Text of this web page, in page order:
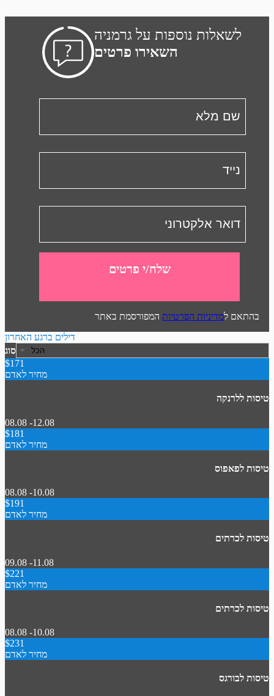
לשאלות נוספות על גרמניה
השאירו פרטים
שלח/י פרטים
בהתאם למדיניות הפרטיות המפורסמת באתר
דילים ברגע האחרון
סוג
$171
מחיר לאדם
טיסות ללרנקה
08.08 -12.08
$181
מחיר לאדם
טיסות לפאפוס
08.08 -10.08
$191
מחיר לאדם
טיסות לכרתים
09.08 -11.08
$221
מחיר לאדם
טיסות לכרתים
08.08 -10.08
$231
מחיר לאדם
טיסות לבורגס